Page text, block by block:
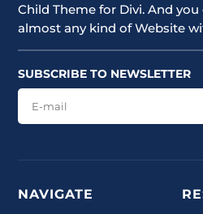
Child Theme for Divi. And
almost any kind of Website
SUBSCRIBE TO NEWSLETTER
NAVIGATE